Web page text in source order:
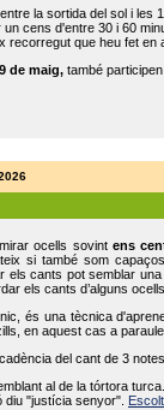
la sortida del sol i les
un cens d'entre 30 i 60
recorregut que heu fet en
de maig, també
ocells sovint ens
si també som
els cants pot semblar
els cants d’alguns
és una tècnica
en aquest cas a
del cant de 3
al de la tórtora
diu "justícia senyor".